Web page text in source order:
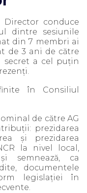
Director conduce
dintre sesiunile
din 7 membri ai
de 3 ani de către
secret a cel puţin
în Consiliul
de către AG
prezidarea
și prezidarea
la nivel local,
semnează, ca
documentele
legislației în